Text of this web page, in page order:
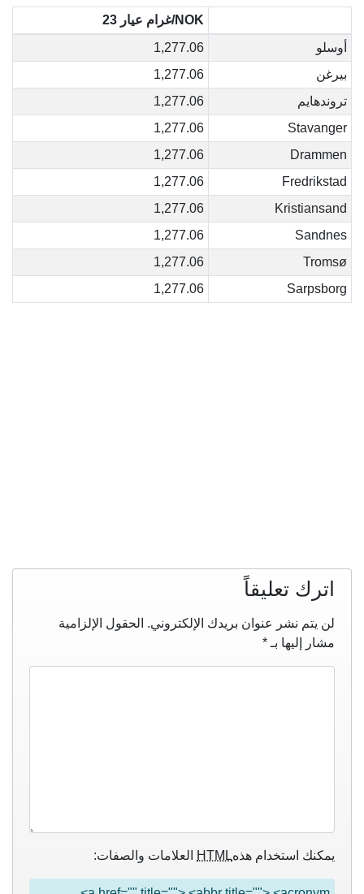
NOK/غرام عيار 23
أوسلو
1,277.06
بيرغن
1,277.06
تروندهايم
1,277.06
Stavanger
1,277.06
Drammen
1,277.06
Fredrikstad
1,277.06
Kristiansand
1,277.06
Sandnes
1,277.06
Tromsø
1,277.06
Sarpsborg
1,277.06
اترك تعليقاً
لن يتم نشر عنوان بريدك الإلكتروني. الحقول الإلزامية
مشار إليها بـ *
يمكنك استخدام هذهHTML العلامات والصفات: